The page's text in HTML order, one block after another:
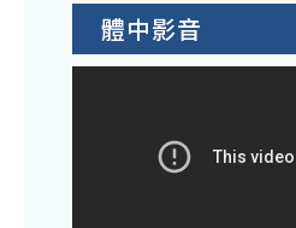
體中影音